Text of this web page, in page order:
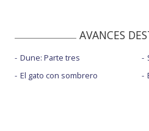
AVANCES
Dune: Parte tres
El gato con sombrero